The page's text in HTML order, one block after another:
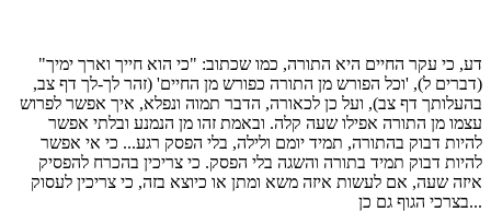
דע, כי עקר החיים היא התורה, כמו שכתוב: "כי הוא חייך וארך ימיך"
(דברים ל), 'וכל הפורש מן התורה כפורש מן החיים' (זהר לך-לך דף צב,
בהעלותך דף צב), ועל כן לכאורה, הדבר תמוה ונפלא, איך אפשר לפרוש
עצמו מן התורה אפילו שעה קלה. ובאמת זהו מן הנמנע ובלתי אפשר
להיות דבוק בהתורה, תמיד יומם ולילה, בלי הפסק רגע... כי אי אפשר
להיות דבוק תמיד בתורה והשגה בלי הפסק. כי צריכין בהכרח להפסיק
איזה שעה, אם לעשות איזה משא ומתן או כיוצא בזה, כי צריכין לעסוק
בצרכי הגוף גם כן...